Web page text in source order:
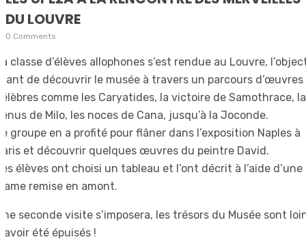
DU LOUVRE
0 Comments
classe d’élèves allophones s’est rendue au Louvre,
de découvrir le musée à travers un parcours d’œuvres
comme les Caryatides, la victoire de Samothrace, la
de Milo, les noces de Cana, jusqu’à la Joconde.
groupe en a profité pour flâner dans l’exposition Naples à
et découvrir quelques œuvres du peintre David.
élèves ont choisi un tableau et l’ont décrit à l’aide d’une
remise en amont.
seconde visite s’imposera, les trésors du Musée sont
été épuisés !